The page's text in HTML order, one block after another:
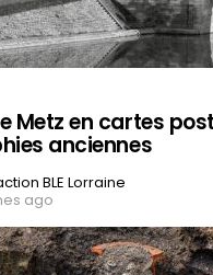
Metz en cartes
anciennes
BLE Lorraine
ago